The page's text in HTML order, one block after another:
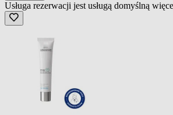
Usługa rezerwacji jest usługą domyślną